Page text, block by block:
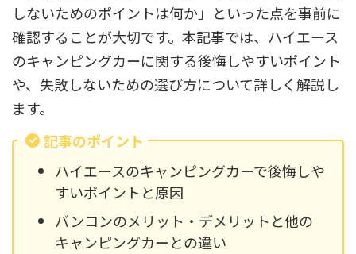
しないためのポイントは何か」といった点を事前に
確認することが大切です。本記事では、ハイエース
のキャンピングカーに関する後悔しやすいポイント
や、失敗しないための選び方について詳しく解説し
ます。
記事のポイント
ハイエースのキャンピングカーで後悔しや
すいポイントと原因
バンコンのメリット・デメリットと他の
キャンピングカーとの違い